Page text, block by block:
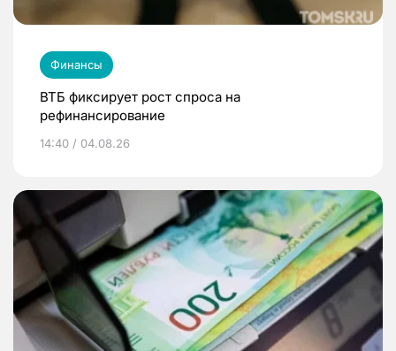
Финансы
ВТБ фиксирует рост спроса на
рефинансирование
14:40 / 04.08.26